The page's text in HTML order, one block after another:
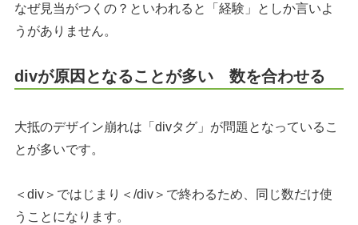
なぜ見当がつくの？といわれると「経験」としか言いよ
うがありません。
divが原因となることが多い 数を合わせる
大抵のデザイン崩れは「divタグ」が問題となっているこ
とが多いです。
＜div＞ではじまり＜/div＞で終わるため、同じ数だけ使
うことになります。